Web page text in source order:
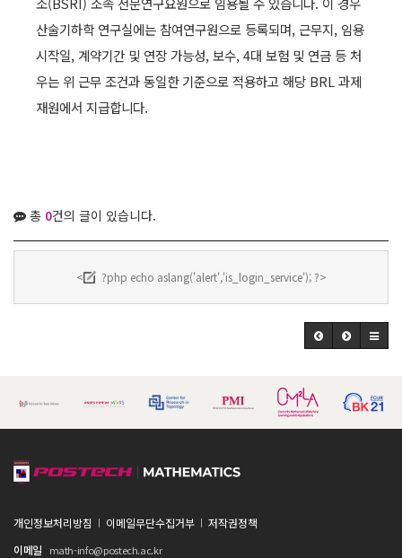
산술기하학 연구실에는 참여연구원으로 등록되며, 근무지, 임용
시작일, 계약기간 및 연장 가능성, 보수, 4대 보험 및 연금 등 처
우는 위 근무 조건과 동일한 기준으로 적용하고 해당 BRL 과제
재원에서 지급합니다.
총 0건의 글이 있습니다.
< ?php echo aslang('alert','is_login_service'); ?>
개인정보처리방침 이메일무단수집거부
저작권정책
이메일
math-info@postech.ac.kr